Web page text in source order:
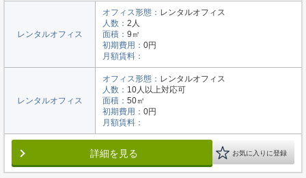
レンタルオフィス
オフィス形態： レンタルオフィス
人数： 2人
面積： 9㎡
初期費用： 0円
月額賃料：
レンタルオフィス
オフィス形態： レンタルオフィス
人数： 10人以上対応可
面積： 50㎡
初期費用： 0円
月額賃料：
詳細を見る お気に入りに登録